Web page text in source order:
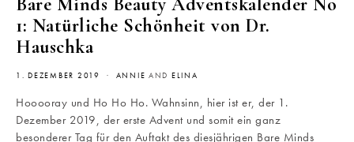
1: Natürliche Schönheit von Dr.
Hauschka
1. DEZEMBER 2019 ANNIE AND ELINA
Hooooray und Ho Ho Ho. Wahnsinn, hier ist er, der 1.
Dezember 2019, der erste Advent und somit ein ganz
besonderer Tag für den Auftakt des diesjährigen Bare Minds